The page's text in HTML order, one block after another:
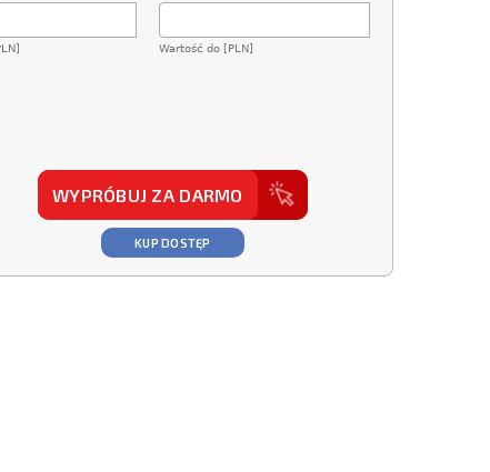
Wartość do [PLN]
WYPRÓBUJ ZA DARMO
KUP DOSTĘP